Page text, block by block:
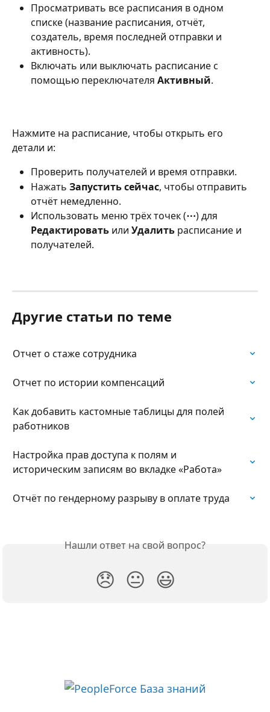
Просматривать все расписания в одном
списке (название расписания, отчёт,
создатель, время последней отправки и
активность).
Включать или выключать расписание с
помощью переключателя Активный.
Нажмите на расписание, чтобы открыть его
детали и:
Проверить получателей и время отправки.
Нажать Запустить сейчас, чтобы отправить
отчёт немедленно.
Использовать меню трёх точек (⋯) для
Редактировать или Удалить расписание и
получателей.
Другие статьи по теме
Отчет о стаже сотрудника
Отчет по истории компенсаций
Как добавить кастомные таблицы для полей
работников
Настройка прав доступа к полям и
историческим записям во вкладке «Работа»
Отчёт по гендерному разрыву в оплате труда
Нашли ответ на свой вопрос?
😞 😐 😃